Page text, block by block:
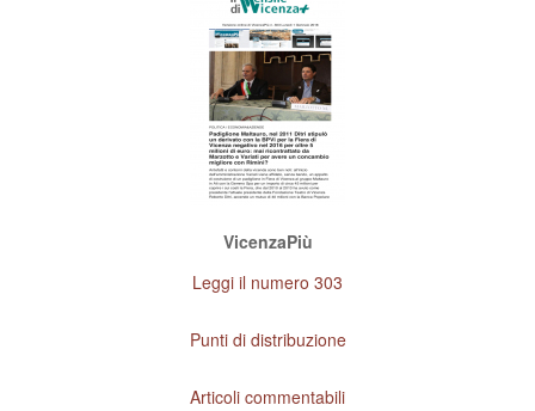
VicenzaPiù
Leggi il numero 303
Punti di distribuzione
Articoli commentabili